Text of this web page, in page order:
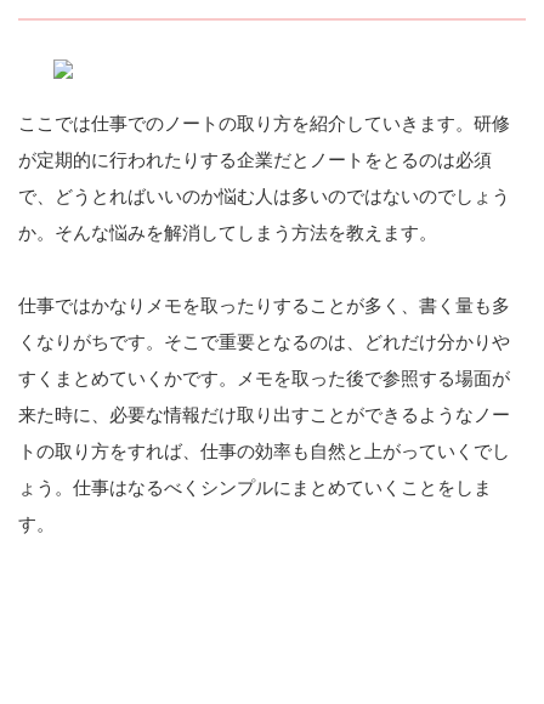
ここでは仕事でのノートの取り方を紹介していきます。研修
が定期的に行われたりする企業だとノートをとるのは必須
で、どうとればいいのか悩む人は多いのではないのでしょう
か。そんな悩みを解消してしまう方法を教えます。
仕事ではかなりメモを取ったりすることが多く、書く量も多
くなりがちです。そこで重要となるのは、どれだけ分かりや
すくまとめていくかです。メモを取った後で参照する場面が
来た時に、必要な情報だけ取り出すことができるようなノー
トの取り方をすれば、仕事の効率も自然と上がっていくでし
ょう。仕事はなるべくシンプルにまとめていくことをしま
す。